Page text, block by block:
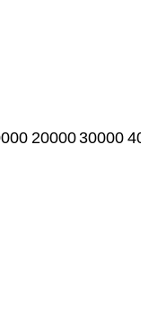
2000030000